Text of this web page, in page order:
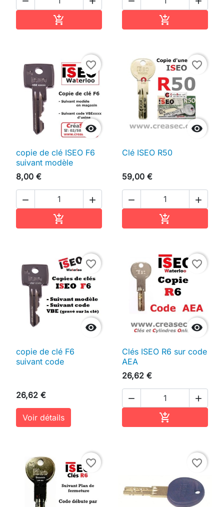
 

favorite_border
copie de clé ISEO F6
suivant modèle
8,00 €
 


favorite_border
Clé ISEO R50
59,00 €
 


favorite_border
copie de clé F6
suivant code
26,62 €
Voir détails

favorite_border
Clés ISEO R6 sur code
AEA
26,62 €
 

favorite_border favorite_border